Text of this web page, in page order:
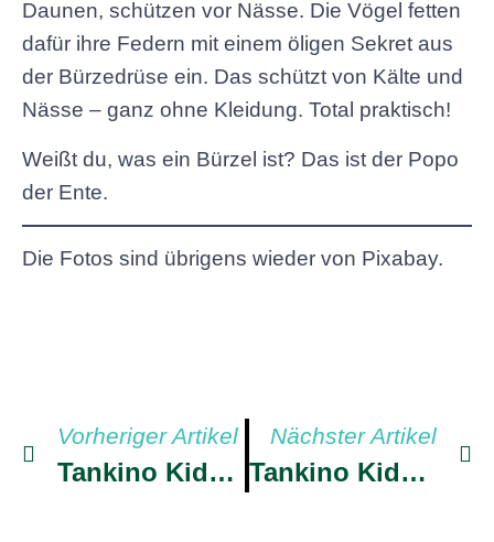
Daunen, schützen vor Nässe. Die Vögel fetten
dafür ihre Federn mit einem öligen Sekret aus
der Bürzedrüse ein. Das schützt von Kälte und
Nässe – ganz ohne Kleidung. Total praktisch!
Weißt du, was ein Bürzel ist? Das ist der Popo
der Ente.
Die Fotos sind übrigens wieder von Pixabay.
Vorheriger Artikel
Tankino Kids 27
Nächster Artikel
Tankino Kids 29